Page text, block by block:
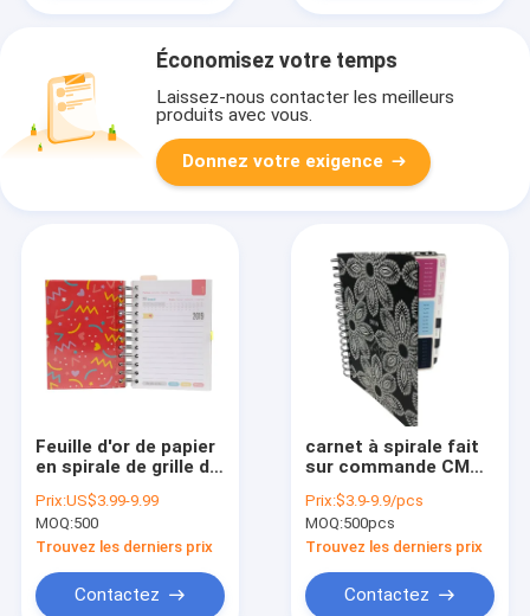
Économisez votre temps
Laissez-nous contacter les meilleurs
produits avec vous.
Donnez votre exigence
Feuille d'or de papier
en spirale de grille de
100GSM
emboutissant 200
pages 80Gram
Prix:US$3.99-9.99
MOQ:500
Trouvez les derniers prix
Contactez
carnet à spirale fait
sur commande CMYK
impression coloré de
journal de
planificateur de livre
de 2mm
Prix:$3.9-9.9/pcs
MOQ:500pcs
Trouvez les derniers prix
Contactez